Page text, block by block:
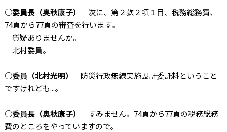
○委員長（奥秋康子）
次に、第２款２項１目、税務総務費、
74頁から77頁の審査を行います。
質疑ありませんか。
北村委員。
○委員（北村光明）
防災行政無線実施設計委託料ということ
ですけれども...。
○委員長（奥秋康子）
すみません。74頁から77頁の税務総務
費のところをやっていますので。